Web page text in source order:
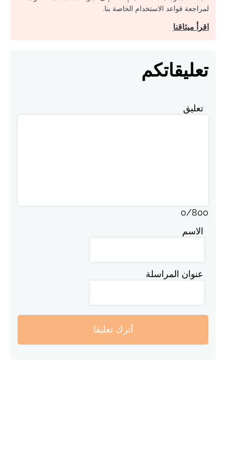
لمراجعة قواعد الاستخدام الخاصة بنا.
اقرأ ميثاقنا
تعليقاتكم
تعليق
0/800
الاسم
عنوان المراسلة
أترك تعليقا